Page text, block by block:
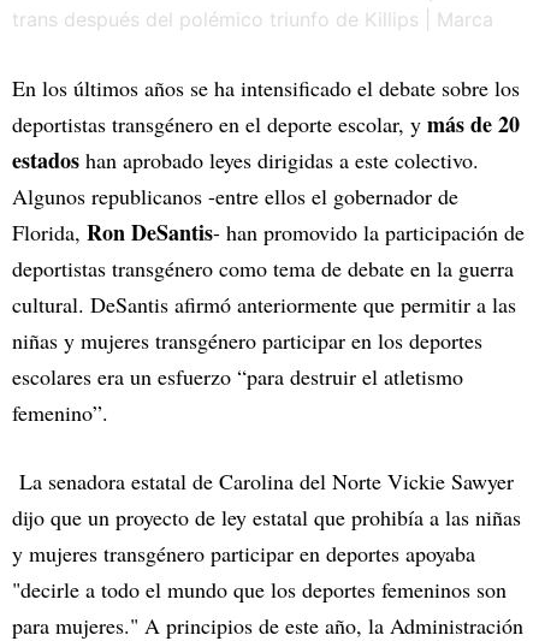
En los últimos años se ha intensificado el debate sobre los
deportistas transgénero en el deporte escolar, y más de 20
estados han aprobado leyes dirigidas a este colectivo.
Algunos republicanos -entre ellos el gobernador de
Florida, Ron DeSantis- han promovido la participación de
deportistas transgénero como tema de debate en la guerra
cultural. DeSantis afirmó anteriormente que permitir a las
niñas y mujeres transgénero participar en los deportes
escolares era un esfuerzo “para destruir el atletismo
femenino”.
La senadora estatal de Carolina del Norte Vickie Sawyer
dijo que un proyecto de ley estatal que prohibía a las niñas
y mujeres transgénero participar en deportes apoyaba
"decirle a todo el mundo que los deportes femeninos son
para mujeres." A principios de este año, la Administración